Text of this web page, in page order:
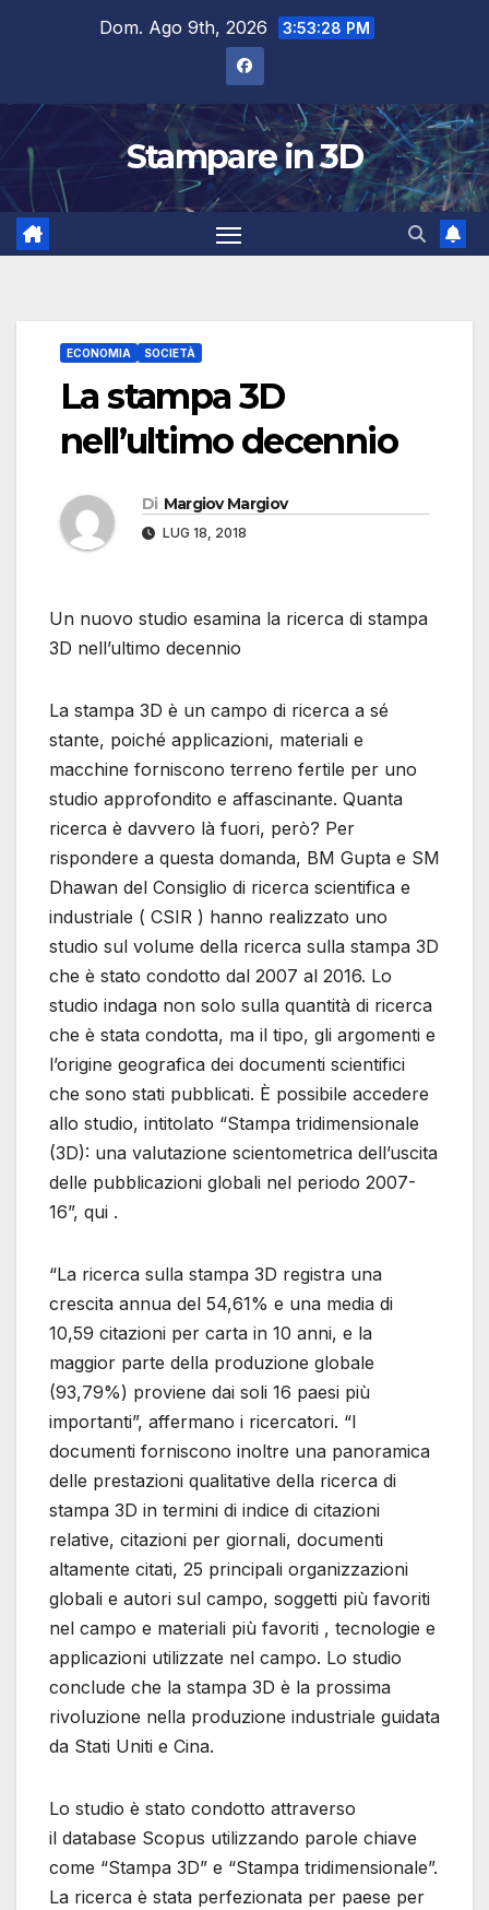
Dom. Ago 9th, 2026 3:53:29 PM
Stampare in 3D
ECONOMIA SOCIETÀ
La stampa 3D
nell’ultimo decennio
Di Margiov Margiov
LUG 18, 2018
Un nuovo studio esamina la ricerca di stampa
3D nell’ultimo decennio
La stampa 3D è un campo di ricerca a sé
stante, poiché applicazioni, materiali e
macchine forniscono terreno fertile per uno
studio approfondito e affascinante. Quanta
ricerca è davvero là fuori, però? Per
rispondere a questa domanda, BM Gupta e SM
Dhawan del Consiglio di ricerca scientifica e
industriale ( CSIR ) hanno realizzato uno
studio sul volume della ricerca sulla stampa 3D
che è stato condotto dal 2007 al 2016. Lo
studio indaga non solo sulla quantità di ricerca
che è stata condotta, ma il tipo, gli argomenti e
l’origine geografica dei documenti scientifici
che sono stati pubblicati. È possibile accedere
allo studio, intitolato “Stampa tridimensionale
(3D): una valutazione scientometrica dell’uscita
delle pubblicazioni globali nel periodo 2007-
16”, qui .
“La ricerca sulla stampa 3D registra una
crescita annua del 54,61% e una media di
10,59 citazioni per carta in 10 anni, e la
maggior parte della produzione globale
(93,79%) proviene dai soli 16 paesi più
importanti”, affermano i ricercatori. “I
documenti forniscono inoltre una panoramica
delle prestazioni qualitative della ricerca di
stampa 3D in termini di indice di citazioni
relative, citazioni per giornali, documenti
altamente citati, 25 principali organizzazioni
globali e autori sul campo, soggetti più favoriti
nel campo e materiali più favoriti , tecnologie e
applicazioni utilizzate nel campo. Lo studio
conclude che la stampa 3D è la prossima
rivoluzione nella produzione industriale guidata
da Stati Uniti e Cina.
Lo studio è stato condotto attraverso
il database Scopus utilizzando parole chiave
come “Stampa 3D” e “Stampa tridimensionale”.
La ricerca è stata perfezionata per paese per